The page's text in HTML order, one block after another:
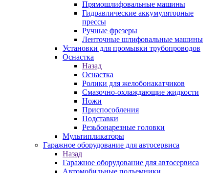
Прямошлифовальные машины
Гидравлические аккумуляторные
прессы
Ручные фрезеры
Ленточные шлифовальные машины
Установки для промывки трубопроводов
Оснастка
Назад
Оснастка
Ролики для желобонакатчиков
Смазочно-охлаждающие жидкости
Ножи
Приспособления
Подставки
Резьбонарезные головки
Мультипликаторы
Гаражное оборудование для автосервиса
Назад
Гаражное оборудование для автосервиса
Автомобильные подъемники